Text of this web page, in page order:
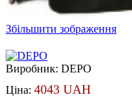
Збільшити зображення
Виробник: DEPO
Ціна: 4043 UAH